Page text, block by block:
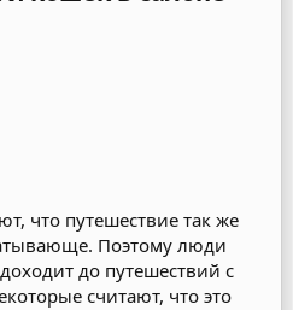
что путешествие так же
Поэтому люди
до путешествий с
считают, что это